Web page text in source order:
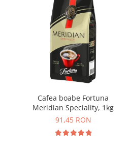
Cafea boabe Fortuna
Meridian Speciality, 1kg
91,45 RON